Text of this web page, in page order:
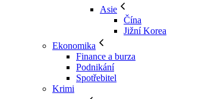
Asie
Čína
Jižní Korea
Ekonomika
Finance a burza
Podnikání
Spotřebitel
Krimi